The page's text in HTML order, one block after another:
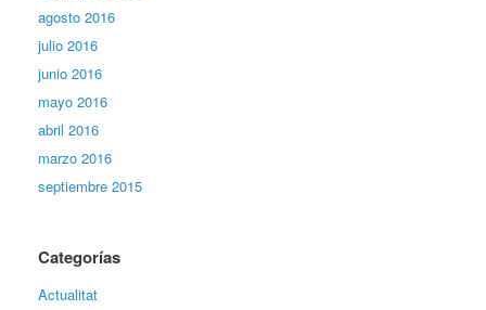
agosto 2016
julio 2016
junio 2016
mayo 2016
abril 2016
marzo 2016
septiembre 2015
Categorías
Actualitat